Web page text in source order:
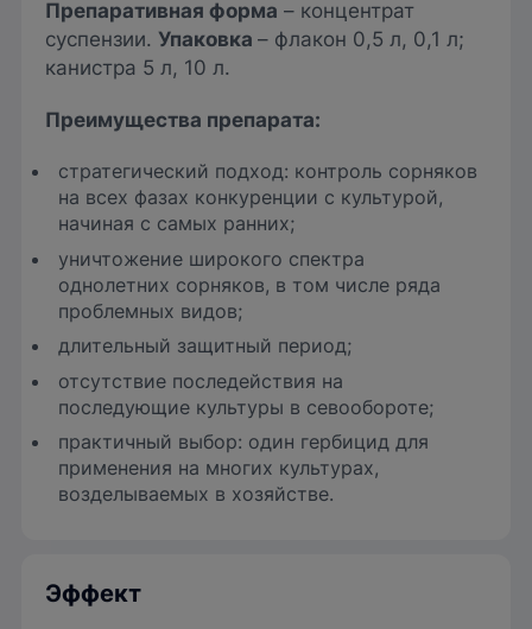
Препаративная форма – концентрат
суспензии. Упаковка – флакон 0,5 л, 0,1 л;
канистра 5 л, 10 л.
Преимущества препарата:
стратегический подход: контроль сорняков
на всех фазах конкуренции с культурой,
начиная с самых ранних;
уничтожение широкого спектра
однолетних сорняков, в том числе ряда
проблемных видов;
длительный защитный период;
отсутствие последействия на
последующие культуры в севообороте;
практичный выбор: один гербицид для
применения на многих культурах,
возделываемых в хозяйстве.
Эффект